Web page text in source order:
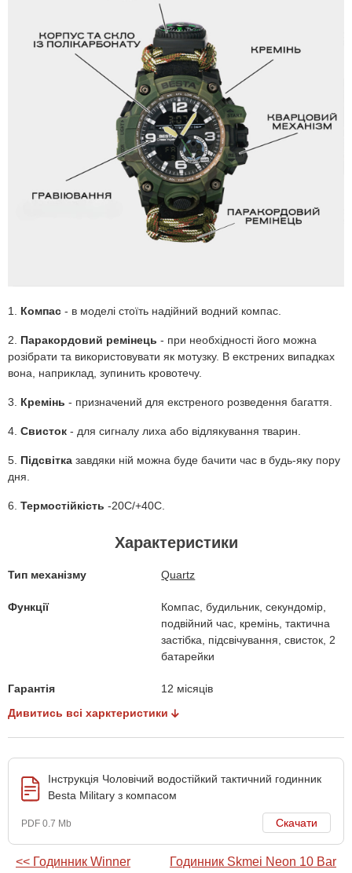
1. Компас - в моделі стоїть надійний водний компас.
2 Паракордовий ремінець - при необхідності його можна
розібрати та використовувати як мотузку. В екстрених випадках
вона, наприклад, зупинить кровотечу.
3. Кремінь - призначений для екстреного розведення багаття.
4. Свисток - для сигналу лиха або відлякування тварин.
5. Підсвітка завдяки ній можна буде бачити час в будь-яку пору
дня.
6. Термостійкість -20С/+40С.
Характеристики
Тип механізму Quartz
Функції
Компас, будильник, секундомір,
подвійний час, кремінь, тактична
застібка, підсвічування, свисток, 2
батарейки
Гарантія
12 місяців
Дивитись всі харктеристики
Інструкція Чоловічий водостійкий тактичний годинник
Besta Military з компасом
PDF 0.7 Mb Скачати
<< Годинник Winner
Годинник Skmei Neon 10 Bar